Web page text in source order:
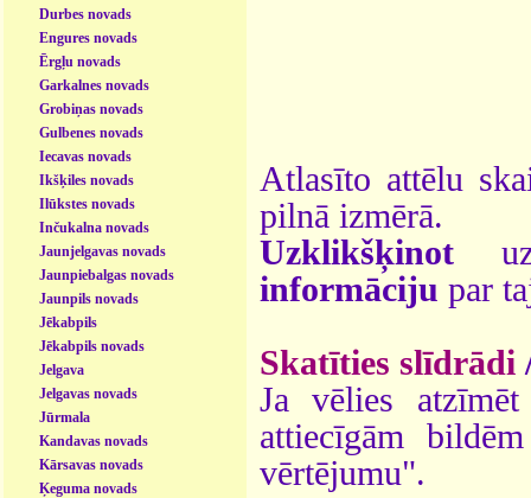
Durbes novads
Engures novads
Ērgļu novads
Garkalnes novads
Grobiņas novads
Gulbenes novads
Iecavas novads
Ikšķiles novads
Ilūkstes novads
Inčukalna novads
Jaunjelgavas novads
Jaunpiebalgas novads
Jaunpils novads
Jēkabpils
Jēkabpils novads
Jelgava
Jelgavas novads
Jūrmala
Kandavas novads
Kārsavas novads
Ķeguma novads
Atlasīto attēlu
pilnā izmērā.
Uzklikšķinot
informāciju par
Skatīties slīdrādi
Ja vēlies
attiecīgām
vērtējumu".